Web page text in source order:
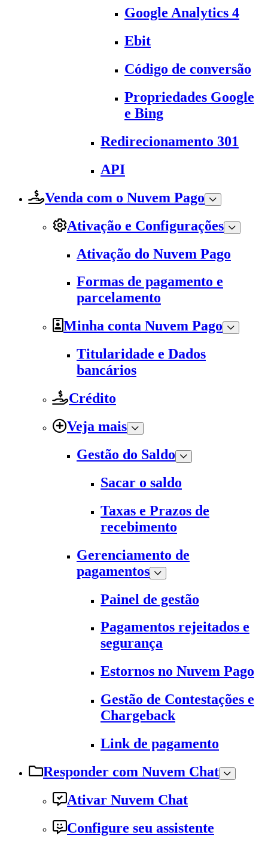
Google Analytics 4
Ebit
Código de conversão
Propriedades Google
e Bing
Redirecionamento 301
API
Venda com o Nuvem Pago
Ativação e Configurações
Ativação do Nuvem Pago
Formas de pagamento e
parcelamento
Minha conta Nuvem Pago
Titularidade e Dados
bancários
Crédito
Veja mais
Gestão do Saldo
Sacar o saldo
Taxas e Prazos de
recebimento
Gerenciamento de
pagamentos
Painel de gestão
Pagamentos rejeitados e
segurança
Estornos no Nuvem Pago
Gestão de Contestações e
Chargeback
Link de pagamento
Responder com Nuvem Chat
Ativar Nuvem Chat
Configure seu assistente